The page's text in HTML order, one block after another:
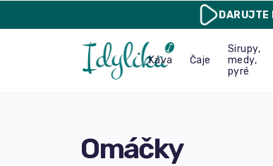
DARUJTE
Káva Čaje
Sirupy,
medy,
pyré
Omáčky